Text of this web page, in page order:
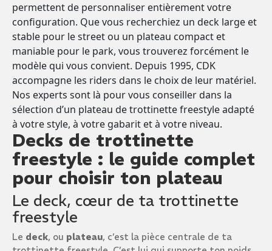
permettent de personnaliser entièrement votre
configuration. Que vous recherchiez un deck large et
stable pour le street ou un plateau compact et
maniable pour le park, vous trouverez forcément le
modèle qui vous convient. Depuis 1995, CDK
accompagne les riders dans le choix de leur matériel.
Nos experts sont là pour vous conseiller dans la
sélection d’un plateau de trottinette freestyle adapté
à votre style, à votre gabarit et à votre niveau.
Decks de trottinette
freestyle : le guide complet
pour choisir ton plateau
Le deck, cœur de ta trottinette
freestyle
Le deck, ou plateau, c’est la pièce centrale de ta